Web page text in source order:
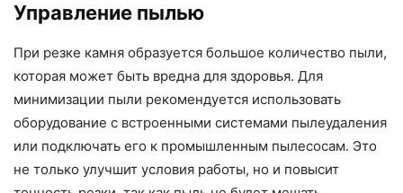
Управление пылью
При резке камня образуется большое количество пыли,
которая может быть вредна для здоровья. Для
минимизации пыли рекомендуется использовать
оборудование с встроенными системами пылеудаления
или подключать его к промышленным пылесосам. Это
не только улучшит условия работы, но и повысит